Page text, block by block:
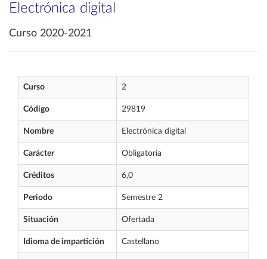
Electrónica digital
Curso 2020-2021
Curso 2
Código 29819
Nombre Electrónica digital
Carácter Obligatoria
Créditos 6,0
Periodo Semestre 2
Situación Ofertada
Idioma de impartición Castellano